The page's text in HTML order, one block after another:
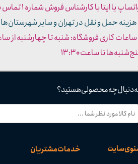
خدمات مشتریان سایت
دنبال چه محصولی هستید؟
یا ایتا با کارشناس فروش شماره ۱ تماس بگیرید.
حمل و نقل در تهران و سایر
تا ساعت ۱۳:۳۰​​​​​​​